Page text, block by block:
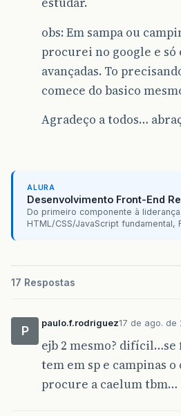
obs: Em sampa ou
procurei no google e
avançadas. To
comece do basico
Agradeço a todos…
ALURA
Desenvolvimento Front-End
Do primeiro componente à
HTML/CSS/JavaScript fundamental,
17 Respostas
P
paulo.f.rodriguez17 de ago. de
ejb 2 mesmo? difícil…se
tem em sp e campinas
procure a caelum tbm…